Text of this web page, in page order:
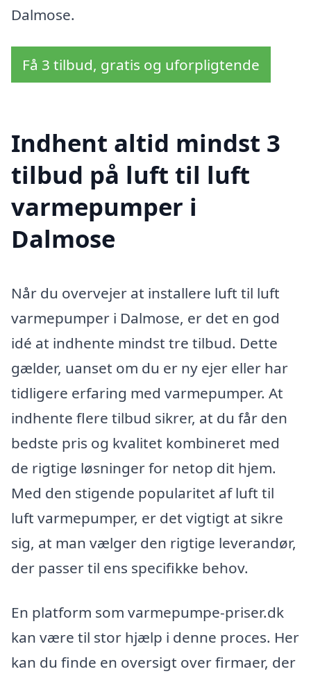
Dalmose.
Få 3 tilbud, gratis og uforpligtende
Indhent altid mindst 3
tilbud på luft til luft
varmepumper i
Dalmose
Når du overvejer at installere luft til luft
varmepumper i Dalmose, er det en god
idé at indhente mindst tre tilbud. Dette
gælder, uanset om du er ny ejer eller har
tidligere erfaring med varmepumper. At
indhente flere tilbud sikrer, at du får den
bedste pris og kvalitet kombineret med
de rigtige løsninger for netop dit hjem.
Med den stigende popularitet af luft til
luft varmepumper, er det vigtigt at sikre
sig, at man vælger den rigtige leverandør,
der passer til ens specifikke behov.
En platform som varmepumpe-priser.dk
kan være til stor hjælp i denne proces. Her
kan du finde en oversigt over firmaer, der